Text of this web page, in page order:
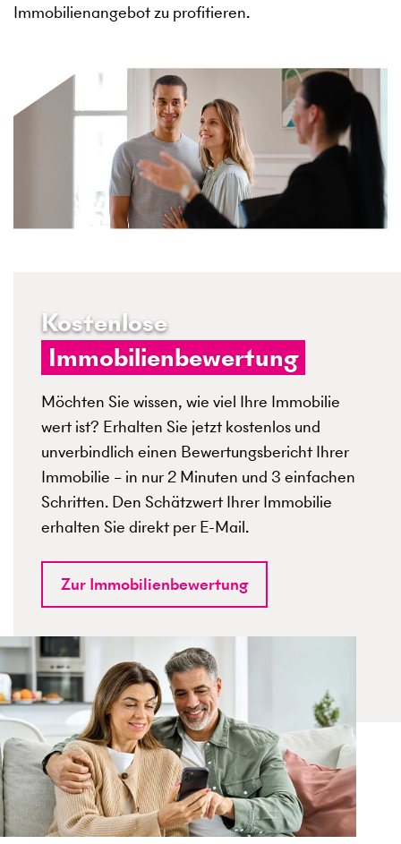
Immobilienangebot zu profitieren.
Kostenlose
Immobilienbewertung
Möchten Sie wissen, wie viel Ihre Immobilie
wert ist? Erhalten Sie jetzt kostenlos und
unverbindlich einen Bewertungsbericht Ihrer
Immobilie – in nur 2 Minuten und 3 einfachen
Schritten. Den Schätzwert Ihrer Immobilie
erhalten Sie direkt per E-Mail.
Zur Immobilienbewertung